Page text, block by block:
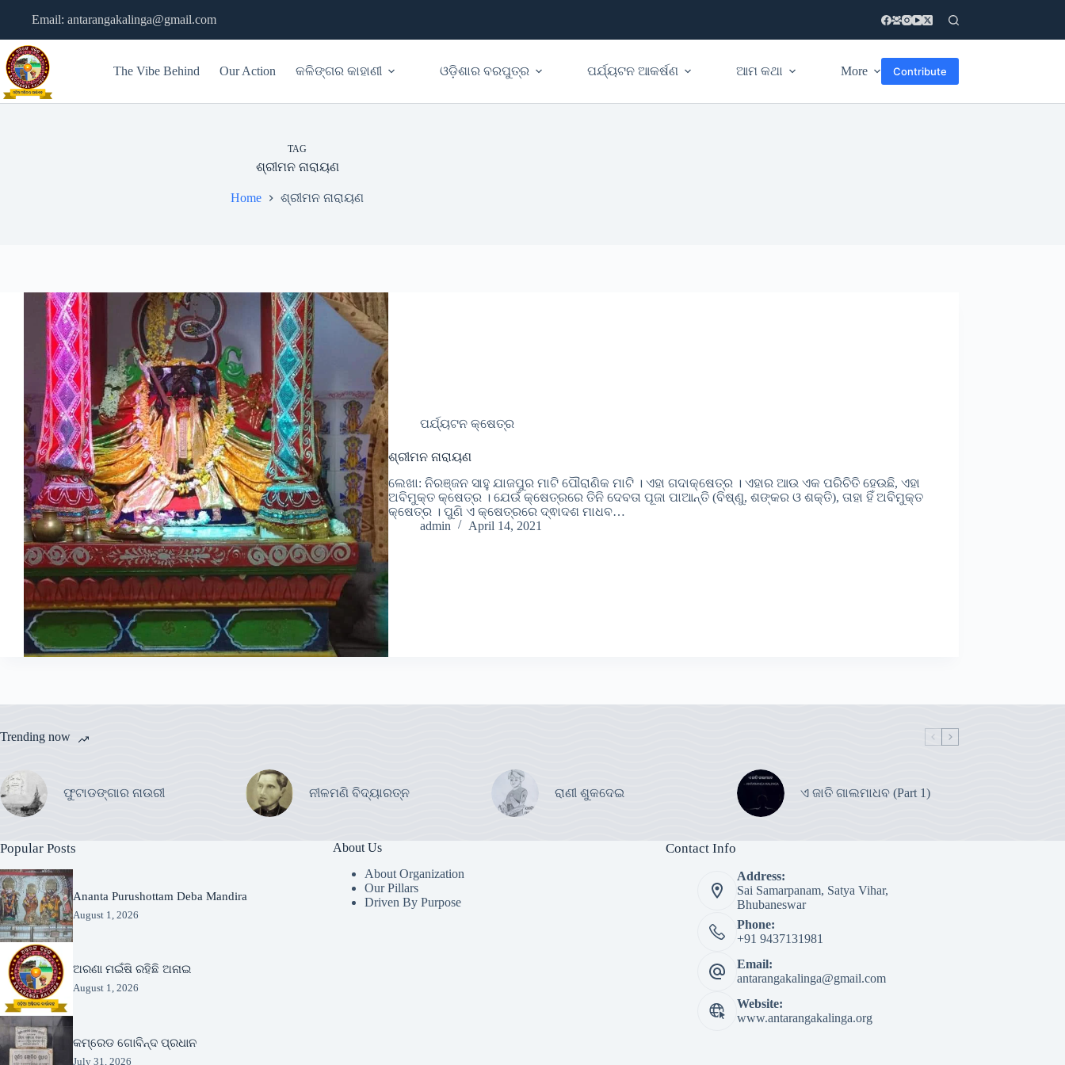
Email: antarangakalinga@gmail.com
The Vibe Behind Our Action କଳିଙ୍ଗର କାହାଣୀ ଓଡ଼ିଶାର ବରପୁତ୍ର ପର୍ଯ୍ୟଟନ ଆକର୍ଷଣ ଆମ କଥା More Contribute
TAG
ଶ୍ରୀମନ ନାରାୟଣ
Home ଶ୍ରୀମନ ନାରାୟଣ
ପର୍ଯ୍ୟଟନ କ୍ଷେତ୍ର
ଶ୍ରୀମନ ନାରାୟଣ
ଲେଖା: ନିରଞ୍ଜନ ସାହୁ ଯାଜପୁର ମାଟି ପୌରାଣିକ ମାଟି । ଏହା ଗଦାକ୍ଷେତ୍ର । ଏହାର ଆଉ ଏକ ପରିଚିତି ହେଉଛି, ଏହା
ଅବିମୁକ୍ତ କ୍ଷେତ୍ର । ଯେଉଁ କ୍ଷେତ୍ରରେ ତିନି ଦେବତା ପୂଜା ପାଆନ୍ତି (ବିଷ୍ଣୁ, ଶଙ୍କର ଓ ଶକ୍ତି), ତାହା ହିଁ ଅବିମୁକ୍ତ
କ୍ଷେତ୍ର । ପୁଣି ଏ କ୍ଷେତ୍ରରେ ଦ୍ଵାଦଶ ମାଧବ…
admin
April 14, 2021
Trending now
ଫୁଟାଡଙ୍ଗାର ନାଉରୀ ନୀଳମଣି ବିଦ୍ୟାରତ୍ନ ରାଣୀ ଶୁକଦେଇ ଏ ଜାତି ଗାଲମାଧବ (Part 1)
Popular Posts
Ananta Purushottam Deba Mandira
August 1, 2026
ଅରଣା ମଇଁଷି ରହିଛି ଅନାଇ
August 1, 2026
କମ୍ରେଡ ଗୋବିନ୍ଦ ପ୍ରଧାନ
July 31, 2026
About Us
About Organization
Our Pillars
Driven By Purpose​
Contact Info
Address:
Sai Samarpanam, Satya Vihar,
Bhubaneswar
Phone:
+91 9437131981
Email:
antarangakalinga@gmail.com
Website:
www.antarangakalinga.org